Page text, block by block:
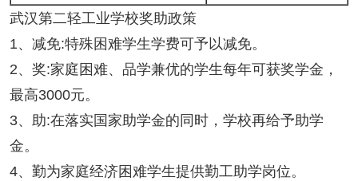
武汉第二轻工业学校奖助政策
1、减免:特殊困难学生学费可予以减免。
2、奖:家庭困难、品学兼优的学生每年可获奖学金，
最高3000元。
3、助:在落实国家助学金的同时，学校再给予助学
金。
4、勤为家庭经济困难学生提供勤工助学岗位。